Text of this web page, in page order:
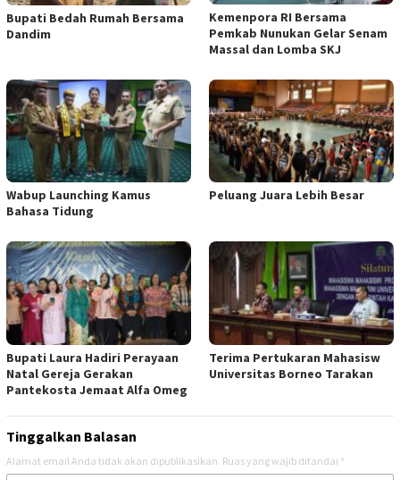
Bupati Bedah Rumah Bersama
Dandim
Kemenpora RI Bersama
Pemkab Nunukan Gelar Senam
Massal dan Lomba SKJ
Wabup Launching Kamus
Bahasa Tidung
Peluang Juara Lebih Besar
Bupati Laura Hadiri Perayaan
Natal Gereja Gerakan
Pantekosta Jemaat Alfa Omeg
Terima Pertukaran Mahasisw
Universitas Borneo Tarakan
Tinggalkan Balasan
Alamat email Anda tidak akan dipublikasikan. Ruas yang wajib ditandai *